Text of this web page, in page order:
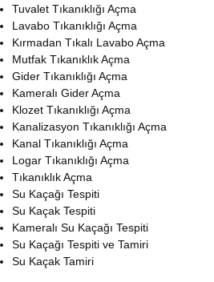
Tuvalet Tıkanıklığı Açma
Lavabo Tıkanıklığı Açma
Kırmadan Tıkalı Lavabo Açma
Mutfak Tıkanıklık Açma
Gider Tıkanıklığı Açma
Kameralı Gider Açma
Klozet Tıkanıklığı Açma
Kanalizasyon Tıkanıklığı Açma
Kanal Tıkanıklığı Açma
Logar Tıkanıklığı Açma
Tıkanıklık Açma
Su Kaçağı Tespiti
Su Kaçak Tespiti
Kameralı Su Kaçağı Tespiti
Su Kaçağı Tespiti ve Tamiri
Su Kaçak Tamiri